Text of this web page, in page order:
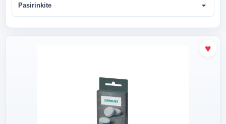
Pasirinkite arrow_drop_down